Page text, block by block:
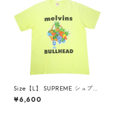
Size【L】 SUPREME シュプリ
ーム 24SS Melvins Bullhead
Tee Fluorescent Yellow Tシ
¥6,600